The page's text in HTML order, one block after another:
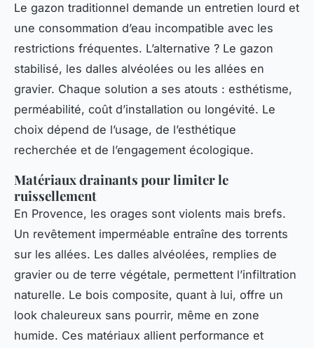
Le gazon traditionnel demande un entretien lourd et
une consommation d’eau incompatible avec les
restrictions fréquentes. L’alternative ? Le gazon
stabilisé, les dalles alvéolées ou les allées en
gravier. Chaque solution a ses atouts : esthétisme,
perméabilité, coût d’installation ou longévité. Le
choix dépend de l’usage, de l’esthétique
recherchée et de l’engagement écologique.
Matériaux drainants pour limiter le
ruissellement
En Provence, les orages sont violents mais brefs.
Un revêtement imperméable entraîne des torrents
sur les allées. Les dalles alvéolées, remplies de
gravier ou de terre végétale, permettent l’infiltration
naturelle. Le bois composite, quant à lui, offre un
look chaleureux sans pourrir, même en zone
humide. Ces matériaux allient performance et